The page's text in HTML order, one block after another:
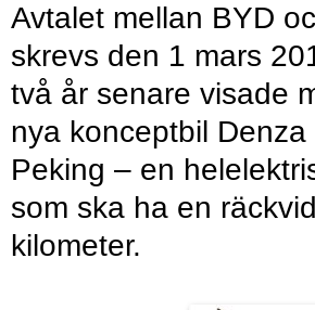
Avtalet mellan BYD
skrevs den 1 mars
två år senare visade
nya konceptbil
Peking – en
som ska ha en
kilometer.